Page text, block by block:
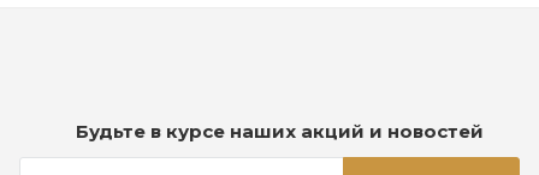
Будьте в курсе наших акций и новостей